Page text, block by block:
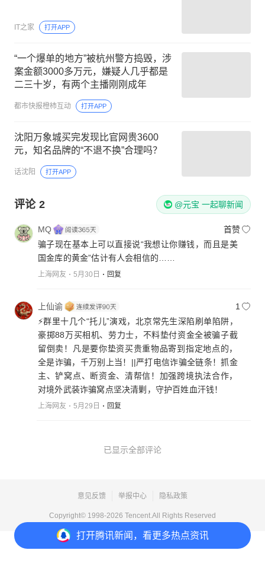
打开腾讯新闻，看更多热点资讯
IT之家 打开APP
“一个爆单的地方”被杭州警方捣毁，涉
案金额3000多万元，嫌疑人几乎都是
二三十岁，有两个主播刚刚成年
都市快报橙柿互动 打开APP
沈阳万象城买完发现比官网贵3600
元，知名品牌的“不退不换”合理吗？
话沈阳 打开APP
评论 2 @元宝 一起聊新闻
MQ
首赞
骗子现在基本上可以直接说“我想让你赚钱，而且是美
国金库的黄金”估计有人会相信的……
上海网友 5月30日 回复
上仙谕
1
⚡️群里十几个“托儿”演戏，北京常先生深陷刷单陷阱，
豪掷88万买相机、劳力士，不料垫付资金全被骗子截
留倒卖！凡是要你垫资买贵重物品寄到指定地点的，
全是诈骗，千万别上当！||严打电信诈骗全链条！抓金
主、铲窝点、断资金、清帮信！加强跨境执法合作，
对境外武装诈骗窝点坚决清剿，守护百姓血汗钱！
上海网友 5月29日 回复
已显示全部评论
意见反馈 举报中心 隐私政策
Copyright© 1998-2026 Tencent.All Rights Reserved